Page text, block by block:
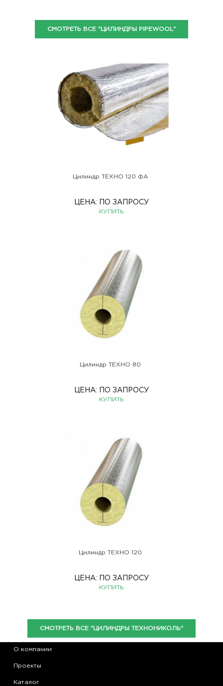
СМОТРЕТЬ ВСЕ "ЦИЛИНДРЫ PIPEWOOL"
Цилиндр ТЕХНО 120 ФА
ЦЕНА: ПО ЗАПРОСУ
КУПИТЬ
Цилиндр ТЕХНО 80
ЦЕНА: ПО ЗАПРОСУ
КУПИТЬ
Цилиндр ТЕХНО 120
ЦЕНА: ПО ЗАПРОСУ
КУПИТЬ
СМОТРЕТЬ ВСЕ "ЦИЛИНДРЫ ТЕХНОНИКОЛЬ"
О компании
Проекты
Каталог